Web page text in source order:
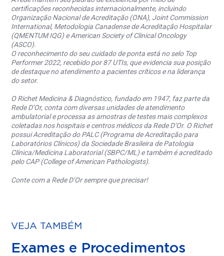
certificações reconhecidas internacionalmente, incluindo
Organização Nacional de Acreditação (ONA), Joint Commission
International, Metodologia Canadense de Acreditação Hospitalar
(QMENTUM IQG) e American Society of Clinical Oncology
(ASCO).
O reconhecimento do seu cuidado de ponta está no selo Top
Performer 2022, recebido por 87 UTIs, que evidencia sua posição
de destaque no atendimento a pacientes críticos e na liderança
do setor.
O Richet Medicina & Diagnóstico, fundado em 1947, faz parte da
Rede D’Or, conta com diversas unidades de atendimento
ambulatorial e processa as amostras de testes mais complexos
coletadas nos hospitais e centros médicos da Rede D’Or. O Richet
possui Acreditação do PALC (Programa de Acreditação para
Laboratórios Clínicos) da Sociedade Brasileira de Patologia
Clínica/Medicina Laboratorial (SBPC/ML) e também é acreditado
pelo CAP (College of American Pathologists).
Conte com a Rede D’Or sempre que precisar!
VEJA TAMBÉM
Exames e Procedimentos